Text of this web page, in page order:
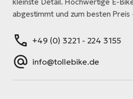
abgestimmt und zum besten Preis
+49 (0) 3221 - 224 3155
info@tollebike.de